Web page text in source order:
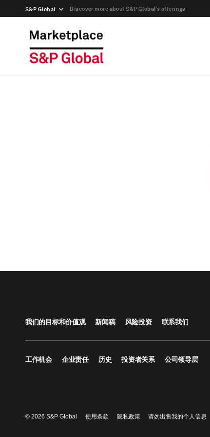
S&P Global Discover more about S&P Global’s offerings
我们的目标和价值观 新闻稿 风险投资 联系我们
工作机会 企业责任 历史 投资者关系 公司领导层
© 2026 S&P Global 使用条款 隐私政策 请勿出售我的个人信息